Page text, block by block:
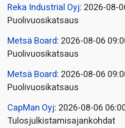
Reka Industrial Oyj: 2026-08-
Puolivuosikatsaus
Metsä Board: 2026-08-06
Puolivuosikatsaus
Metsä Board: 2026-08-06
Puolivuosikatsaus
CapMan Oyj: 2026-08-06
Tulosjulkistamisajankohdat